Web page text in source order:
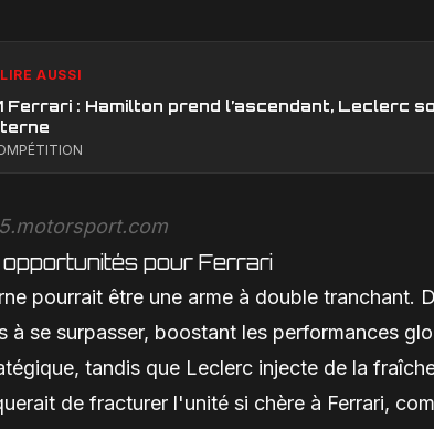
AUSSI
Ferrari : Hamilton prend l’ascendant, Leclerc
pour Ferrari
pourrait être une arme à double tranchant.
à se surpasser, boostant les performances
tandis que Leclerc injecte de la
de fracturer l'unité si chère à Ferrari,